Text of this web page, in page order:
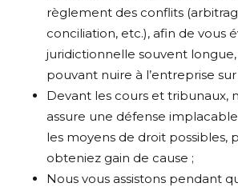
règlement des conflits
conciliation, etc.), afin de vous
juridictionnelle souvent
pouvant nuire à l’entreprise
Devant les cours et tribunaux,
assure une défense
les moyens de droit possibles,
obteniez gain de cause ;
Nous vous assistons pendant